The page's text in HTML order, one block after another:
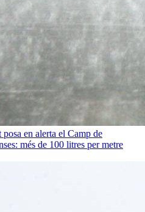
en alerta el Camp de
més de 100 litres per metre